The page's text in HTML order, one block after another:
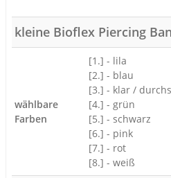
kleine Bioflex Piercing
wählbare
Farben
[1.] - lila
[2.] - blau
[3.] - klar /
[4.] - grün
[5.] - schwarz
[6.] - pink
[7.] - rot
[8.] - weiß